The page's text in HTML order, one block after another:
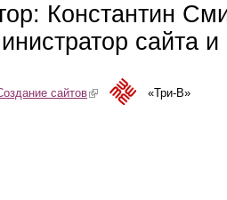
Константин
сайта
сайтов(link is external)«Три-В»